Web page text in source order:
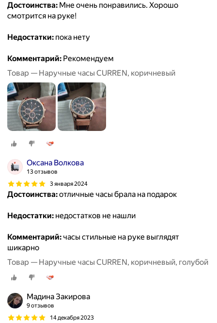
Достоинства: Мне очень понравились. Хорошо
смотрится на руке!
Недостатки: пока нету
Комментарий: Рекомендуем
Товар — Наручные часы CURREN, коричневый
Оксана Волкова
13 отзывов
3 января 2024
Достоинства:отличные часы брала на подарок
Недостатки: недостатков не нашли
Комментарий: часы стильные на руке выглядят
шикарно
Товар — Наручные часы CURREN, коричневый, голубой
Мадина Закирова
9 отзывов
14 декабря 2023